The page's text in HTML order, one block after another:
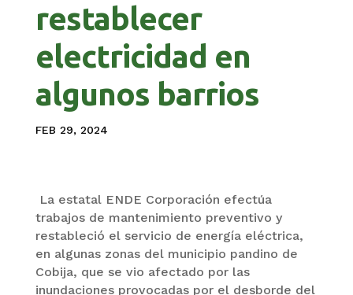
restablecer
electricidad en
algunos barrios
FEB 29, 2024
La estatal ENDE Corporación efectúa
trabajos de mantenimiento preventivo y
restableció el servicio de energía eléctrica,
en algunas zonas del municipio pandino de
Cobija, que se vio afectado por las
inundaciones provocadas por el desborde del